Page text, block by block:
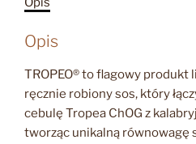
CEBULI
Opis
TROPEO® to flagowy produkt
ręcznie robiony sos, który
cebulę Tropea ChOG z
tworząc unikalną równowagę